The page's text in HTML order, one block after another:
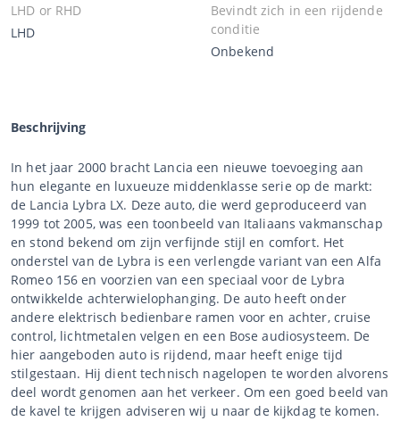
LHD or RHD
LHD
Bevindt zich in een rijdende
conditie
Onbekend
Beschrijving
In het jaar 2000 bracht Lancia een nieuwe toevoeging aan
hun elegante en luxueuze middenklasse serie op de markt:
de Lancia Lybra LX. Deze auto, die werd geproduceerd van
1999 tot 2005, was een toonbeeld van Italiaans vakmanschap
en stond bekend om zijn verfijnde stijl en comfort. Het
onderstel van de Lybra is een verlengde variant van een Alfa
Romeo 156 en voorzien van een speciaal voor de Lybra
ontwikkelde achterwielophanging. De auto heeft onder
andere elektrisch bedienbare ramen voor en achter, cruise
control, lichtmetalen velgen en een Bose audiosysteem. De
hier aangeboden auto is rijdend, maar heeft enige tijd
stilgestaan. Hij dient technisch nagelopen te worden alvorens
deel wordt genomen aan het verkeer. Om een goed beeld van
de kavel te krijgen adviseren wij u naar de kijkdag te komen.